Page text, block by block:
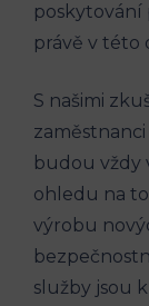
poskytování
právě v této
S našimi
budou vždy
ohledu na
výrobu
služby jsou